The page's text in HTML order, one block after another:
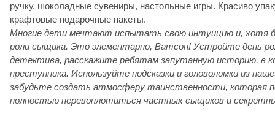
ручку, шоколадные сувениры, настольные игры. Красиво
крафтовые подарочные пакеты.
Многие дети мечтают испытать свою интуицию и, хотя
роли сыщика. Это элементарно, Ватсон! Устройте день
детектива, расскажите ребятам запутанную историю, в
преступника. Используйте подсказки и головоломки из
забудьте создать атмосферу таинственности, которая
полностью перевоплотиться частных сыщиков и